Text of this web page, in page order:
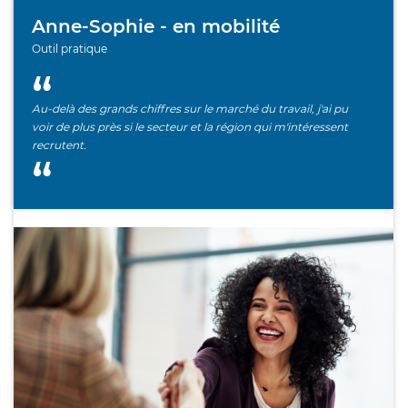
Anne-Sophie - en mobilité
Outil pratique
Au-delà des grands chiffres sur le marché du travail, j'ai pu
voir de plus près si le secteur et la région qui m'intéressent
recrutent.